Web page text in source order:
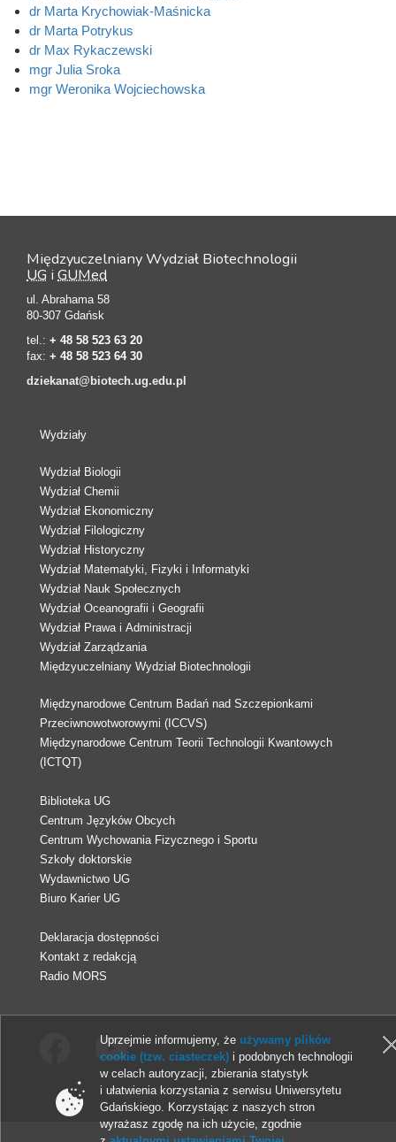
dr Marta Krychowiak-Maśnicka
dr Marta Potrykus
dr Max Rykaczewski
mgr Julia Sroka
mgr Weronika Wojciechowska
Międzyuczelniany Wydział Biotechnologii
UG i GUMed
ul. Abrahama 58
80-307 Gdańsk
tel.: + 48 58 523 63 20
fax: + 48 58 523 64 30
dziekanat@biotech.ug.edu.pl
Wydziały
Wydział Biologii
Wydział Chemii
Wydział Ekonomiczny
Wydział Filologiczny
Wydział Historyczny
Wydział Matematyki, Fizyki i Informatyki
Wydział Nauk Społecznych
Wydział Oceanografii i Geografii
Wydział Prawa i Administracji
Wydział Zarządzania
Międzyuczelniany Wydział Biotechnologii
Międzynarodowe Centrum Badań nad Szczepionkami
Przeciwnowotworowymi (ICCVS)
Międzynarodowe Centrum Teorii Technologii Kwantowych
(ICTQT)
Biblioteka UG
Centrum Języków Obcych
Centrum Wychowania Fizycznego i Sportu
Szkoły doktorskie
Wydawnictwo UG
Biuro Karier UG
Deklaracja dostępności
Kontakt z redakcją
Radio MORS
© 2013-2026 Uniwersytet Gdański
Uprzejmie informujemy, że używamy plików
cookie (tzw. ciasteczek) i podobnych technologii
w celach autoryzacji, zbierania statystyk
i ułatwienia korzystania z serwisu Uniwersytetu
Gdańskiego. Korzystając z naszych stron
wyrażasz zgodę na ich użycie, zgodnie